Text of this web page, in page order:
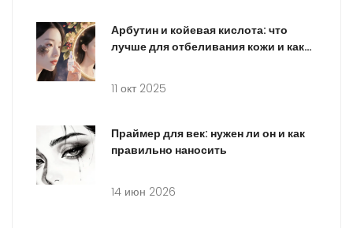
Арбутин и койевая кислота: что
лучше для отбеливания кожи и как
11 окт 2025
Праймер для век: нужен ли он и как
правильно наносить
14 июн 2026